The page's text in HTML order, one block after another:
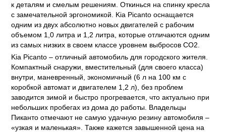
к деталям и смелым решениям. Откинься на спинку кресла
с замечательной эргономикой. Kia Picanto оснащается
одним из двух абсолютно новых двигателей с рабочим
объемом 1,0 литра и 1,2 литра, которые отличаются одним
из самых низких в своем классе уровнем выбросов CO2.
Kia Picanto – отличный автомобиль для городского жителя.
Компактный снаружи, вместительный (для своего класса)
внутри, маневренный, экономичный (6 л на 100 км с
коробкой автомат и двигателем 1,2 л), без проблем
заводится зимой и быстро прогревается, что актуально при
небольших пробегах из дома до работы. Владельцы
Пиканто отмечают не самую удачную резину автомобиля –
«узкая и маленькая». Также кажется завышенной цена на